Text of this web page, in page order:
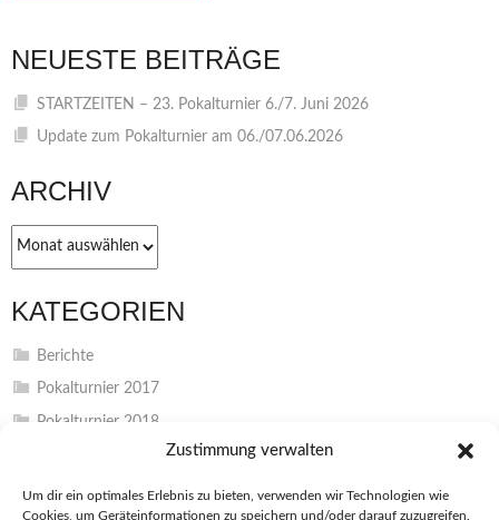
Zustimmung verwalten
Um dir ein optimales Erlebnis zu bieten, verwenden wir Technologien wie
Cookies, um Geräteinformationen zu speichern und/oder darauf zuzugreifen.
NEUESTE BEITRÄGE
STARTZEITEN – 23. Pokalturnier 6./7. Juni 2026
Update zum Pokalturnier am 06./07.06.2026
ARCHIV
Archiv
KATEGORIEN
Berichte
Pokalturnier 2017
Pokalturnier 2018
Pokalturnier 2022